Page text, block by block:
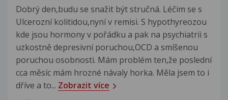
Dobrý den,budu se snažit být stručná. Léčim se s
Ulcerozní kolitidou,nyní v remisi. S hypothyreozou
kde jsou hormony v pořádku a pak na psychiatrii s
uzkostně depresivní poruchou,OCD a smíšenou
poruchou osobnosti. Mám problém ten,že poslední
cca měsíc mám hrozné návaly horka. Měla jsem to i
dříve a to... Zobrazit více